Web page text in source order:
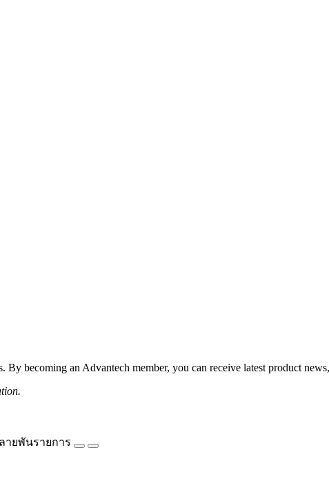
becoming an Advantech member, you can receive latest product
ยพันรายการ